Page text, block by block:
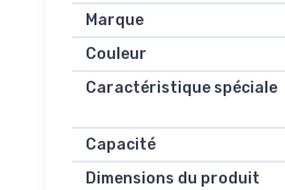
Marque
Couleur
Caractéristique spéciale
Capacité
Dimensions du produit